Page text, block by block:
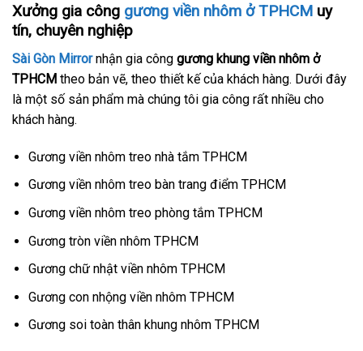
Xưởng gia công gương viền nhôm ở TPHCM uy
tín, chuyên nghiệp
Sài Gòn Mirrornhận gia công gương khung viền nhôm ở
TPHCM theo bản vẽ, theo thiết kế của khách hàng. Dưới đây
là một số sản phẩm mà chúng tôi gia công rất nhiều cho
khách hàng.
Gương viền nhôm treo nhà tắm TPHCM
Gương viền nhôm treo bàn trang điểm TPHCM
Gương viền nhôm treo phòng tắm TPHCM
Gương tròn viền nhôm TPHCM
Gương chữ nhật viền nhôm TPHCM
Gương con nhộng viền nhôm TPHCM
Gương soi toàn thân khung nhôm TPHCM